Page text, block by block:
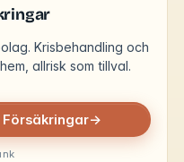
Krisbehandling och
allrisk som tillval.
→